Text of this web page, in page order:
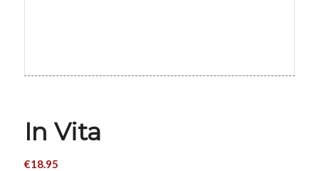
In Vita
€18.95